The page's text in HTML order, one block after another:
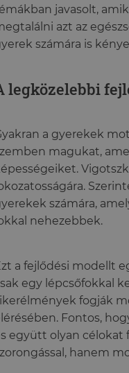
javasolt,
azt az
számára is
legközelebbi
a gyerekek
magukat,
számára,
nehezebbek.
a fejlődési modellt
egy lépcsőfokkal
fogják
Fontos,
együtt olyan célokat
hanem